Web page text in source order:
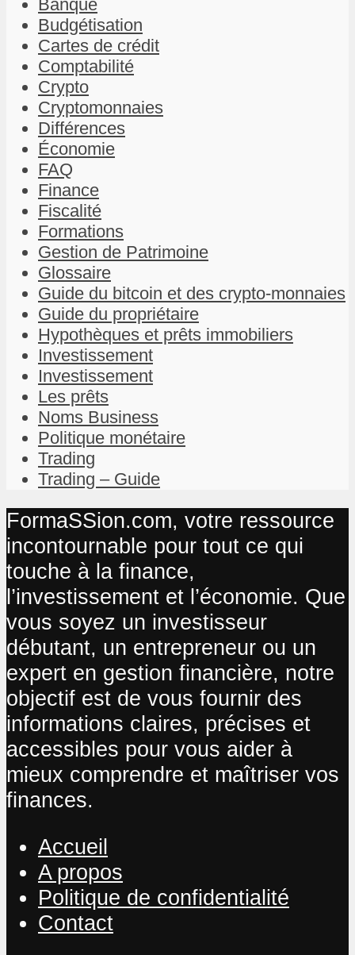
Banque
Budgétisation
Cartes de crédit
Comptabilité
Crypto
Cryptomonnaies
Différences
Économie
FAQ
Finance
Fiscalité
Formations
Gestion de Patrimoine
Glossaire
Guide du bitcoin et des crypto-monnaies
Guide du propriétaire
Hypothèques et prêts immobiliers
Investissement
Investissement
Les prêts
Noms Business
Politique monétaire
Trading
Trading – Guide
FormaSSion.com, votre ressource
incontournable pour tout ce qui
touche à la finance,
l’investissement et l’économie. Que
vous soyez un investisseur
débutant, un entrepreneur ou un
expert en gestion financière, notre
objectif est de vous fournir des
informations claires, précises et
accessibles pour vous aider à
mieux comprendre et maîtriser vos
finances.
Accueil
A propos
Politique de confidentialité
Contact